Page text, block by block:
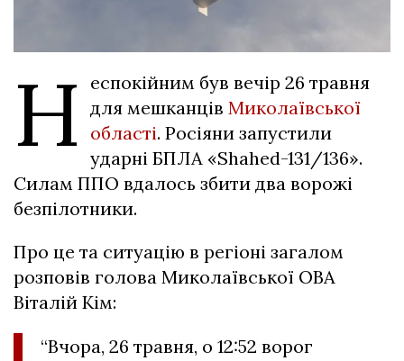
Н
еспокійним був вечір 26 травня
для мешканців Миколаївської
області. Росіяни запустили
ударні БПЛА «Shahed-131/136».
Силам ППО вдалось збити два ворожі
безпілотники.
Про це та ситуацію в регіоні загалом
розповів голова Миколаївської ОВА
Віталій Кім:
“Вчора, 26 травня, о 12:52 ворог